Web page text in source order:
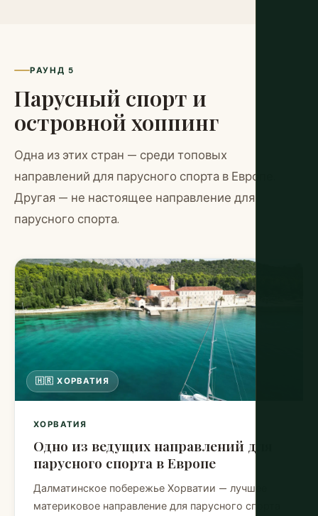
РАУНД 5
Парусный спорт и
островной хоппинг
Одна из этих стран — среди топовых
направлений для парусного спорта в Европе.
Другая — не настоящее направление для
парусного спорта.
🇭🇷 ХОРВАТИЯ
ХОРВАТИЯ
Одно из ведущих направлений для
парусного спорта в Европе
Далматинское побережье Хорватии — лучшее
материковое направление для парусного спорта